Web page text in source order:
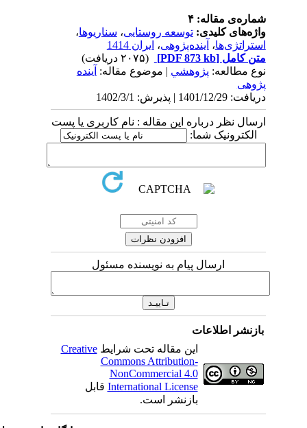
شماره‌ی مقاله: ۴
واژه‌های کلیدی:توسعه روستایی، سناریوها،
استراتژی‌ها، آینده‌پژوهی، ایران 1414
متن کامل [PDF 873 kb]
(۲۰۷۵ دریافت)
نوع مطالعه: پژوهشي | موضوع مقاله: آینده
پژوهی
دریافت: 1401/12/29 | پذیرش: 1402/3/1
ارسال نظر درباره این مقاله : نام کاربری یا پست
الکترونیک شما:
ارسال پیام به نویسنده مسئول
بازنشر اطلاعات
این مقاله تحت شرایطCreative
Commons Attribution-
NonCommercial 4.0
International License قابل
بازنشر است.